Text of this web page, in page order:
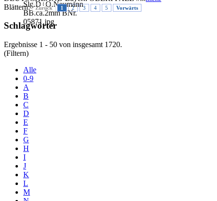
Blättern: Zurück 1 2 3 4 5 Vorwärts
Schlagwörter
Ergebnisse 1 - 50 von insgesamt 1720.
(Filtern)
Alle
0-9
A
B
C
D
E
F
G
H
I
J
K
L
M